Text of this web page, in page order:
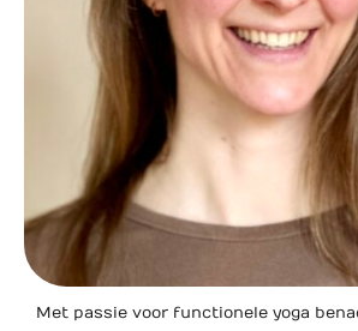
Met passie voor functionele yoga